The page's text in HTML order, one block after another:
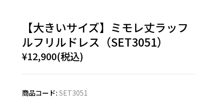
【大きいサイズ】ミモレ丈ラッフ
ルフリルドレス（SET3051）
¥12,900(税込)
商品コード: SET3051